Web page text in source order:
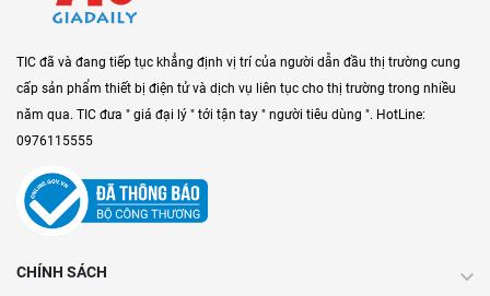
TIC đã và đang tiếp tục khẳng định vị trí của người dẫn đầu thị trường cung
cấp sản phẩm thiết bị điện tử và dịch vụ liên tục cho thị trường trong nhiều
năm qua. TIC đưa " giá đại lý " tới tận tay " người tiêu dùng ". HotLine:
0976115555
CHÍNH SÁCH